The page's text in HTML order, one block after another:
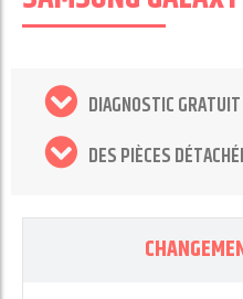
DIAGNOSTIC
DES PIÈCES